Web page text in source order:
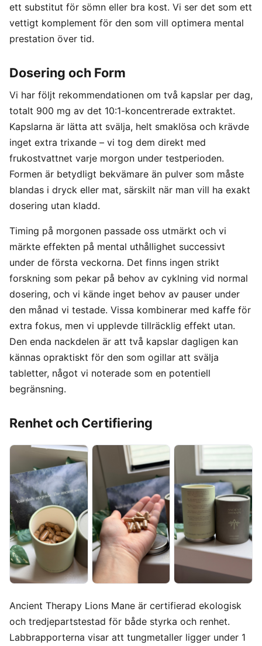
ett substitut för sömn eller bra kost. Vi ser det som ett
vettigt komplement för den som vill optimera mental
prestation över tid.
Dosering och Form
Vi har följt rekommendationen om två kapslar per dag,
totalt 900 mg av det 10:1-koncentrerade extraktet.
Kapslarna är lätta att svälja, helt smaklösa och krävde
inget extra trixande – vi tog dem direkt med
frukostvattnet varje morgon under testperioden.
Formen är betydligt bekvämare än pulver som måste
blandas i dryck eller mat, särskilt när man vill ha exakt
dosering utan kladd.
Timing på morgonen passade oss utmärkt och vi
märkte effekten på mental uthållighet successivt
under de första veckorna. Det finns ingen strikt
forskning som pekar på behov av cyklning vid normal
dosering, och vi kände inget behov av pauser under
den månad vi testade. Vissa kombinerar med kaffe för
extra fokus, men vi upplevde tillräcklig effekt utan.
Den enda nackdelen är att två kapslar dagligen kan
kännas opraktiskt för den som ogillar att svälja
tabletter, något vi noterade som en potentiell
begränsning.
Renhet och Certifiering
Ancient Therapy Lions Mane är certifierad ekologisk
och tredjepartstestad för både styrka och renhet.
Labbrapporterna visar att tungmetaller ligger under 1